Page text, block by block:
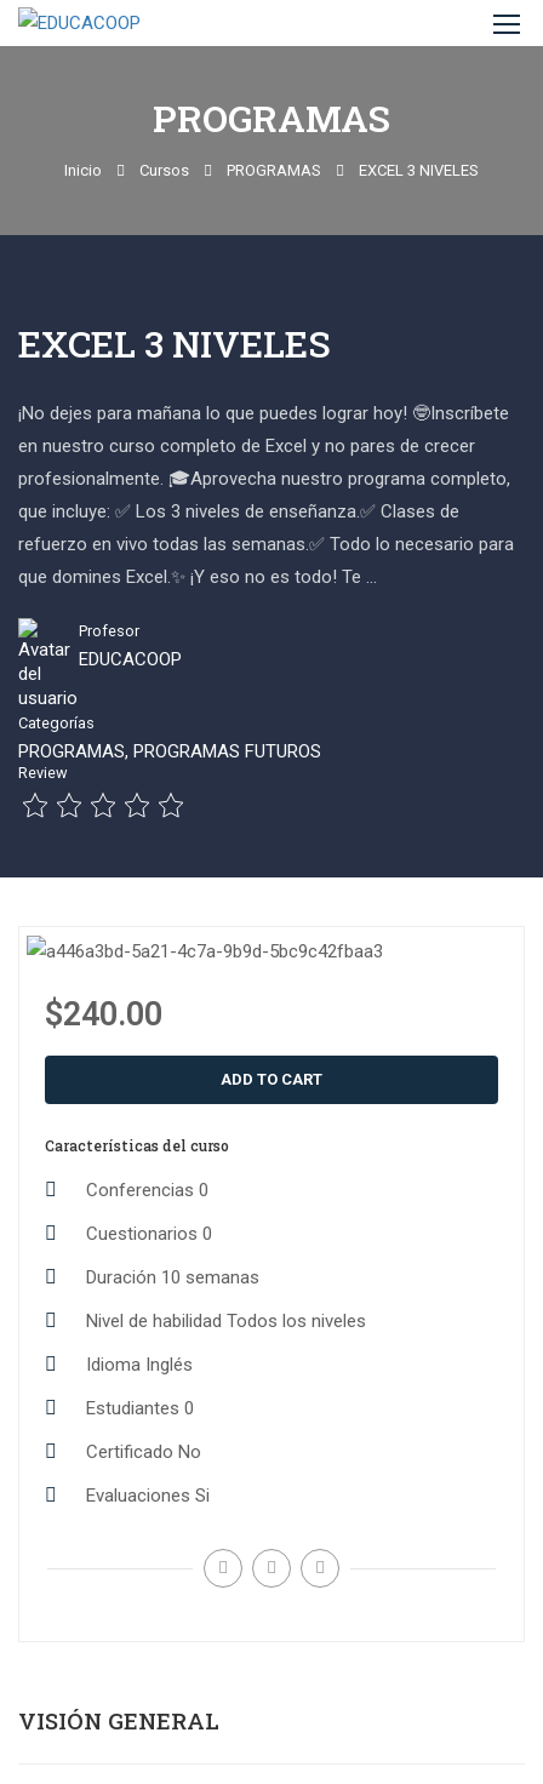
PROGRAMAS
Inicio Cursos PROGRAMAS EXCEL 3 NIVELES
EXCEL 3 NIVELES
¡No dejes para mañana lo que puedes lograr hoy! 🤓Inscríbete
en nuestro curso completo de Excel y no pares de crecer
profesionalmente. 🎓Aprovecha nuestro programa completo,
que incluye: ✅ Los 3 niveles de enseñanza.✅ Clases de
refuerzo en vivo todas las semanas.✅ Todo lo necesario para
que domines Excel.✨ ¡Y eso no es todo! Te …
Profesor
EDUCACOOP
Categorías
PROGRAMAS, PROGRAMAS FUTUROS
Review
VISIÓN GENERAL
$240.00
ADD TO CART
Características del curso
Conferencias 0
Cuestionarios 0
Duración 10 semanas
Nivel de habilidad Todos los niveles
Idioma Inglés
Estudiantes 0
Certificado No
Evaluaciones Si